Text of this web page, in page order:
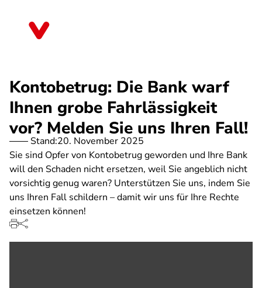
Kontobetrug: Die Bank warf
Ihnen grobe Fahrlässigkeit
vor? Melden Sie uns Ihren Fall!
Stand:20. November 2025
Sie sind Opfer von Kontobetrug geworden und Ihre Bank
will den Schaden nicht ersetzen, weil Sie angeblich nicht
vorsichtig genug waren? Unterstützen Sie uns, indem Sie
uns Ihren Fall schildern – damit wir uns für Ihre Rechte
einsetzen können!